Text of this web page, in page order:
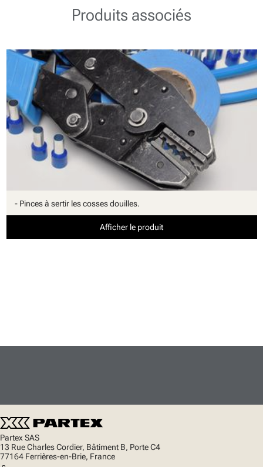
Produits associés
- Pinces à sertir les cosses douilles.
Afficher le produit
Partex SAS
13 Rue Charles Cordier, Bâtiment B, Porte C4
77164 Ferrières-en-Brie, France